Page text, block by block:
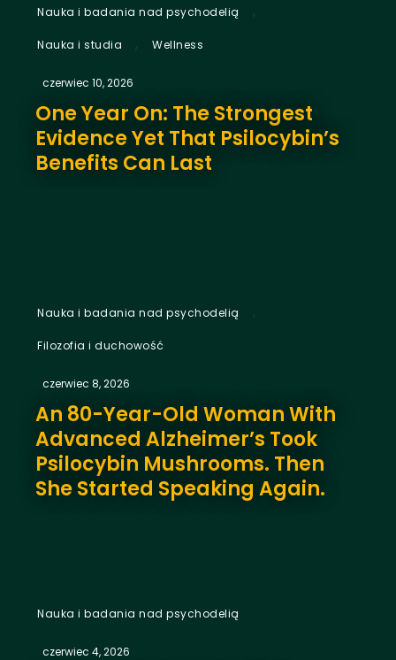
Nauka i badania nad psychodelią ,
Nauka i studia , Wellness
czerwiec 10, 2026
One Year On: The Strongest
Evidence Yet That Psilocybin’s
Benefits Can Last
Nauka i badania nad psychodelią ,
Filozofia i duchowość
czerwiec 8, 2026
An 80-Year-Old Woman With
Advanced Alzheimer’s Took
Psilocybin Mushrooms. Then
She Started Speaking Again.
Nauka i badania nad psychodelią
czerwiec 4, 2026